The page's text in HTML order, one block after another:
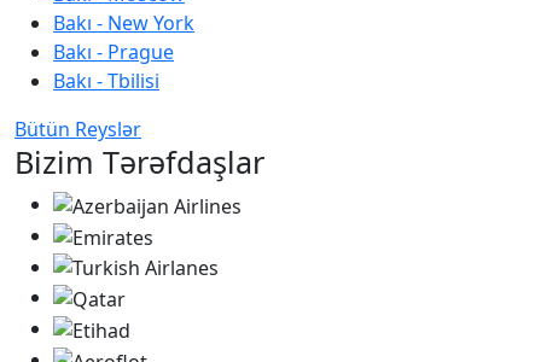
Bakı - New York
Bakı - Prague
Bakı - Tbilisi
Bütün Reyslər
Bizim Tərəfdaşlar